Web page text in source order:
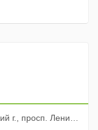
просп. Ленина, 78